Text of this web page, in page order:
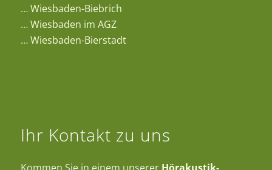
…Wiesbaden-Biebrich
…Wiesbaden im AGZ
…Wiesbaden-Bierstadt
Ihr Kontakt zu uns